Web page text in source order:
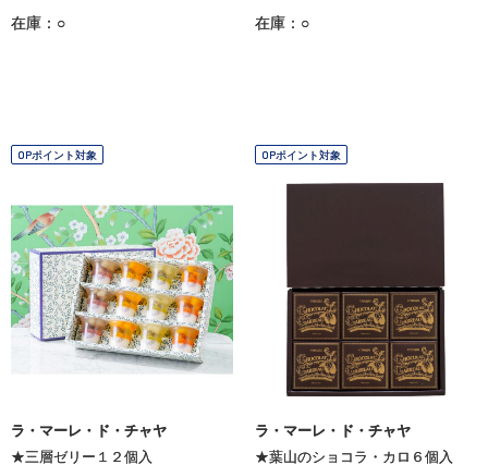
在庫：○ 在庫：○
OPポイント対象
ラ・マーレ・ド・チャヤ
★三層ゼリー１２個入
OPポイント対象
ラ・マーレ・ド・チャヤ
★葉山のショコラ・カロ６個入